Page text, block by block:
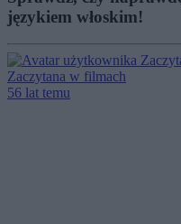
językiem włoskim!
Zaczytana w filmach
56 lat temu